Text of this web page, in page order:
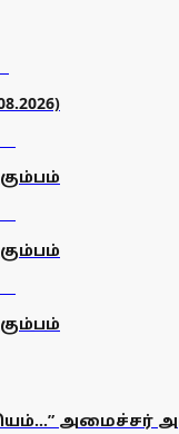
அமைச்சர்